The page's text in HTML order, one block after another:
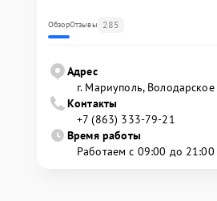
ОбзорОтзывы 285
Адрес
г. Мариуполь,
Контакты
+7 (863) 333-79-21
Время работы
Работаем с 09:00 до 21:00